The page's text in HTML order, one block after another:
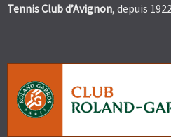
Tennis Club d’Avignon, depuis 1922